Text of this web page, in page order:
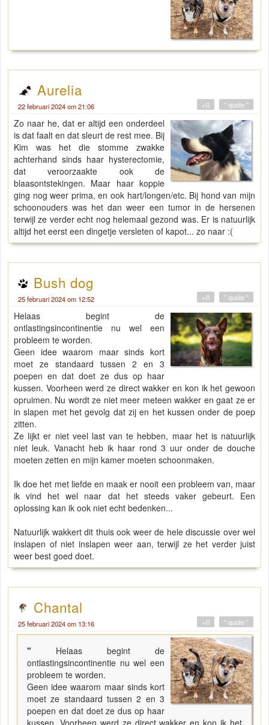
Aurelia
22 februari 2024 om 21:06 " quote "
+0
Zo naar he, dat er altijd een onderdeel
is dat faalt en dat sleurt de rest mee. Bij
Kim was het die stomme zwakke
achterhand sinds haar hysterectomie,
dat veroorzaakte ook de
blaasontstekingen. Maar haar koppie
ging nog weer prima, en ook hart/longen/etc. Bij hond van mijn
schoonouders was het dan weer een tumor in de hersenen
terwijl ze verder echt nog helemaal gezond was. Er is natuurlijk
altijd het eerst een dingetje versleten of kapot... zo naar :(
Bush dog
25 februari 2024 om 12:52 " quote "
+0
Helaas begint de
ontlastingsincontinentie nu wel een
probleem te worden.
Geen idee waarom maar sinds kort
moet ze standaard tussen 2 en 3
poepen en dat doet ze dus op haar
kussen. Voorheen werd ze direct wakker en kon ik het gewoon
opruimen. Nu wordt ze niet meer meteen wakker en gaat ze er
in slapen met het gevolg dat zij en het kussen onder de poep
zitten.
Ze lijkt er niet veel last van te hebben, maar het is natuurlijk
niet leuk. Vanacht heb ik haar rond 3 uur onder de douche
moeten zetten en mijn kamer moeten schoonmaken.
Ik doe het met liefde en maak er nooit een probleem van, maar
ik vind het wel naar dat het steeds vaker gebeurt. Een
oplossing kan ik ook niet echt bedenken...
Natuurlijk wakkert dit thuis ook weer de hele discussie over wel
inslapen of niet inslapen weer aan, terwijl ze het verder juist
weer best goed doet.
Chantal
25 februari 2024 om 13:16 " quote "
+0
" Helaas begint de
ontlastingsincontinentie nu wel een
probleem te worden.
Geen idee waarom maar sinds kort
moet ze standaard tussen 2 en 3
poepen en dat doet ze dus op haar
kussen. Voorheen werd ze direct wakker en kon ik het